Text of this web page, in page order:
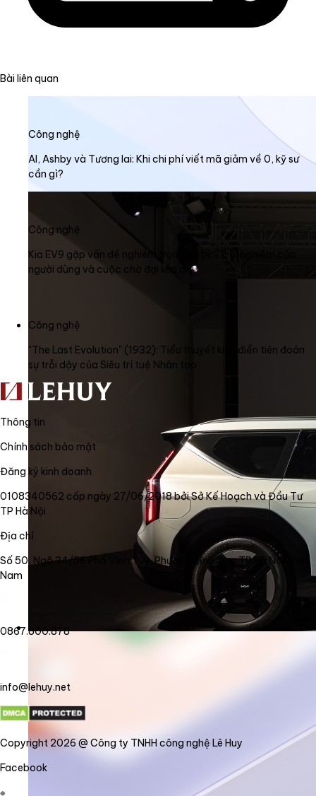
Bài liên quan
Công nghệ
AI, Ashby và Tương lai: Khi chi phí viết mã giảm về 0, kỹ sư
cần gì?
Công nghệ
Kia EV9 gặp vấn đề nghiêm trọng về pin: Trải nghiệm của
người dùng và cuộc chờ đợi kéo dài
Công nghệ
"The Last Evolution" (1932): Tiểu thuyết kinh điển tiên đoán
sự trỗi dậy của Siêu trí tuệ Nhân tạo
Thông tin
Chính sách bảo mật
Đăng ký kinh doanh
0108340562 cấp ngày 27/06/2018 bởi Sở Kế Hoạch và Đầu Tư
TP Hà Nội
Địa chỉ
Số 50, Ngõ 34/56 Phố Vĩnh Tuy, Phường Vĩnh Tuy, TP Hà Nội, Việt
Nam
0867.800.878
info@lehuy.net
Copyright 2026 @ Công ty TNHH công nghệ Lê Huy
Facebook